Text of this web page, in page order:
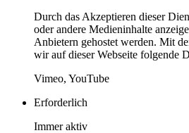
Durch das Akzeptieren dieser
oder andere Medieninhalte
Anbietern gehostet werden. Mit
wir auf dieser Webseite folgende
Vimeo, YouTube
Erforderlich
Immer aktiv